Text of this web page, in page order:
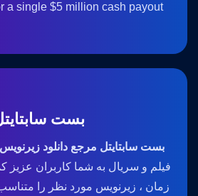
a single $5 million cash payout.
بست
بست سابتایتل مرجع دانلود
فیلم و سریال به شما کاربران عزیز
زمان ، زیرنویس مورد نظر را